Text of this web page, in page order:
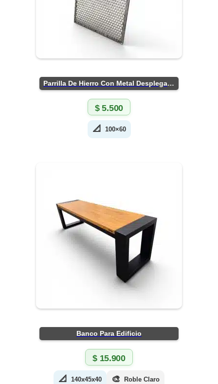
Parrilla De Hierro Con Metal Desplegado
$5.500
📐 100×60
Banco Para Edificio
$15.900
📐 140x45x40 🎨 Roble Claro